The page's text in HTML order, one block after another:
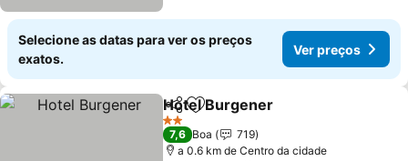
Selecione as datas para ver os preços
exatos.
Ver preços
PartilharAdicionar aos favoritos
Hotel Burgener
2 Estrelas
7,6 Boa
719
a 0.6 km de Centro da cidade